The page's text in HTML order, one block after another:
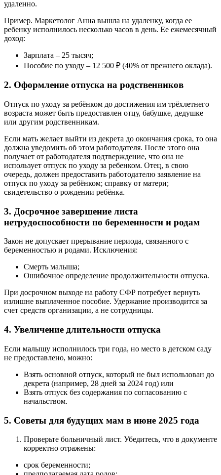
удаленно.
Пример. Маркетолог Анна вышла на удаленку, когда ее
ребенку исполнилось несколько часов в день. Ее ежемесячный
доход:
Зарплата – 25 тысяч;
Пособие по уходу – 12 500 ₽ (40% от прежнего оклада).
2. Оформление отпуска на родственников
Отпуск по уходу за ребёнком до достижения им трёхлетнего
возраста может быть предоставлен отцу, бабушке, дедушке
или другим родственникам.
Если мать желает выйти из декрета до окончания срока, то она
должна уведомить об этом работодателя. После этого она
получает от работодателя подтверждение, что она не
использует отпуск по уходу за ребенком. Отец, в свою
очередь, должен предоставить работодателю заявление на
отпуск по уходу за ребёнком; справку от матери;
свидетельство о рождении ребёнка.
3. Досрочное завершение листа
нетрудоспособности по беременности и родам
Закон не допускает прерывание периода, связанного с
беременностью и родами. Исключения:
Смерть малыша;
Ошибочное определение продолжительности отпуска.
При досрочном выходе на работу СФР потребует вернуть
излишне выплаченное пособие. Удержание производится за
счет средств организации, а не сотрудницы.
4. Увеличение длительности отпуска
Если малышу исполнилось три года, но место в детском саду
не предоставлено, можно:
Взять основной отпуск, который не был использован до
декрета (например, 28 дней за 2024 год) или
Взять отпуск без содержания по согласованию с
начальством.
5. Советы для будущих мам в июне 2025 года
Проверьте больничный лист. Убедитесь, что в документе
корректно отражены:
срок беременности;